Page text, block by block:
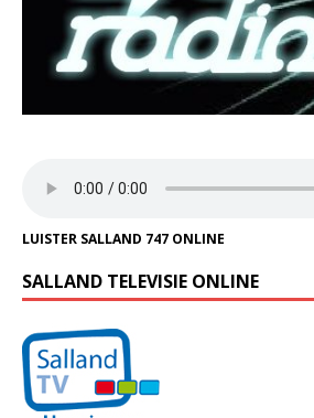
LUISTER SALLAND 747 ONLINE
SALLAND TELEVISIE ONLINE